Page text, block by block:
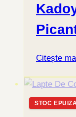
Citește
STOC